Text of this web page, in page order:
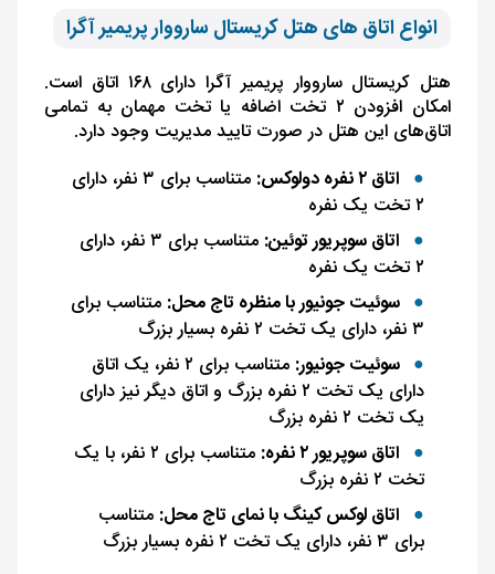
انواع اتاق های هتل کریستال سارووار پریمیر آگرا
هتل کریستال سارووار پریمیر آگرا دارای ۱۶۸ اتاق است.
امکان افزودن ۲ تخت اضافه یا تخت مهمان به تمامی
اتاق‌های این هتل در صورت تایید مدیریت وجود دارد.
اتاق ۲ نفره دولوکس:
متناسب برای ۳ نفر، دارای
۲ تخت یک نفره
اتاق سوپریور توئین:
متناسب برای ۳ نفر، دارای
۲ تخت یک نفره
سوئیت جونیور با منظره تاج محل: متناسب برای
۳ نفر، دارای یک تخت ۲ نفره بسیار بزرگ
سوئیت جونیور:
متناسب برای ۲ نفر، یک اتاق
دارای یک تخت ۲ نفره بزرگ و اتاق دیگر نیز دارای
یک تخت ۲ نفره بزرگ
اتاق سوپریور ۲ نفره:
متناسب برای ۲ نفر، با یک
تخت ۲ نفره بزرگ
اتاق لوکس کینگ با نمای تاج محل: متناسب
برای ۳ نفر، دارای یک تخت ۲ نفره بسیار بزرگ